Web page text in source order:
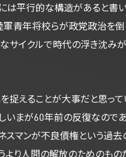
は平行的な構造があると書
青年将校らが政党政治を倒
サイクルで時代の浮き沈み
捉えることが大事だと思っ
いまが60年前の反復なので
スマンが不良債権という過
より人間の解放のためのも